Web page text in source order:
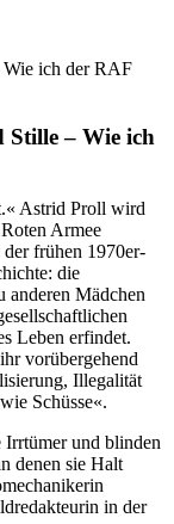
– Wie ich
Astrid Proll wird
Armee
frühen 1970er-
die
anderen Mädchen
Leben erfindet.
vorübergehend
Illegalität
Schüsse«.
und blinden
denen sie Halt
in der